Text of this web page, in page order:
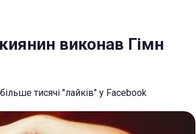
виконав Гімн
тисячі "лайків" у Facebook